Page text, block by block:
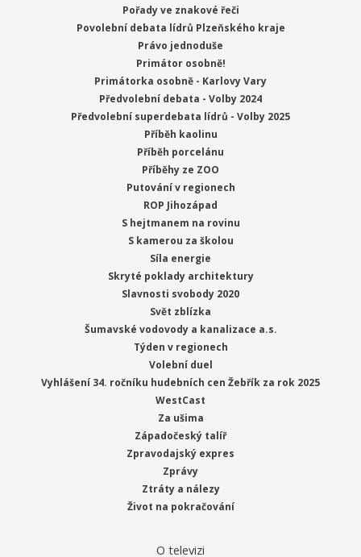
Pořady ve znakové řeči
Povolební debata lídrů Plzeňského kraje
Právo jednoduše
Primátor osobně!
Primátorka osobně - Karlovy Vary
Předvolební debata - Volby 2024
Předvolební superdebata lídrů - Volby 2025
Příběh kaolinu
Příběh porcelánu
Příběhy ze ZOO
Putování v regionech
ROP Jihozápad
S hejtmanem na rovinu
S kamerou za školou
Síla energie
Skryté poklady architektury
Slavnosti svobody 2020
Svět zblízka
Šumavské vodovody a kanalizace a.s.
Týden v regionech
Volební duel
Vyhlášení 34. ročníku hudebních cen Žebřík za rok 2025
WestCast
Za ušima
Západočeský talíř
Zpravodajský expres
Zprávy
Ztráty a nálezy
Život na pokračování
O televizi